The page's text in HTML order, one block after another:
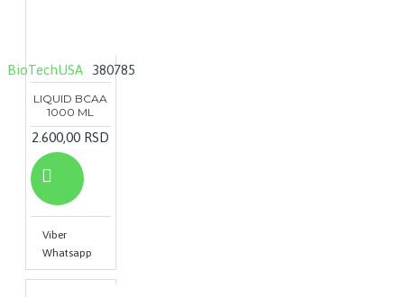
BioTechUSA 380785
LIQUID BCAA
1000 ML
2.600,00 RSD
Viber
Whatsapp